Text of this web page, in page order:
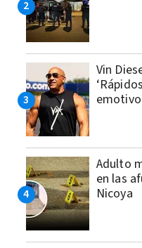
Vin
Adulto
en las
Nicoya